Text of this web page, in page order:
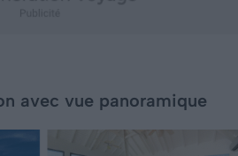
avec vue panoramique